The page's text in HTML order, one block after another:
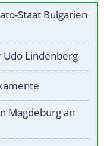
Staat Bulgarien
Udo Lindenberg
Magdeburg an